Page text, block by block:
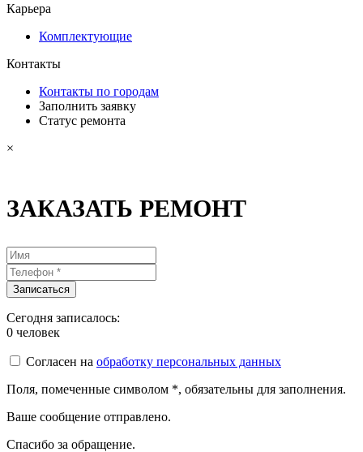
Карьера
Комплектующие
Контакты
Контакты по городам
Заполнить заявку
Статус ремонта
×
ЗАКАЗАТЬ РЕМОНТ
Сегодня записалось:
0 человек
Согласен на обработку персональных данных
Поля, помеченные символом *, обязательны для заполнения.
Ваше сообщение отправлено.
Спасибо за обращение.